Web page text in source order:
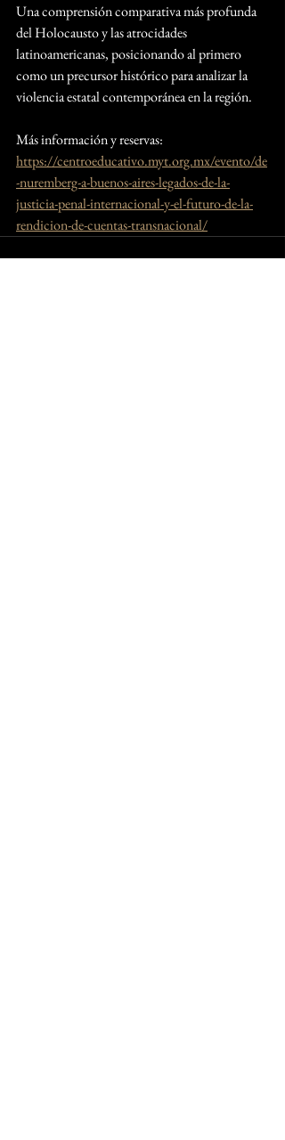
Una comprensión comparativa más profunda
del Holocausto y las atrocidades
latinoamericanas, posicionando al primero
como un precursor histórico para analizar la
violencia estatal contemporánea en la región.
Más información y reservas:
https://centroeducativo.myt.org.mx/evento/de
-nuremberg-a-buenos-aires-legados-de-la-
justicia-penal-internacional-y-el-futuro-de-la-
rendicion-de-cuentas-transnacional/